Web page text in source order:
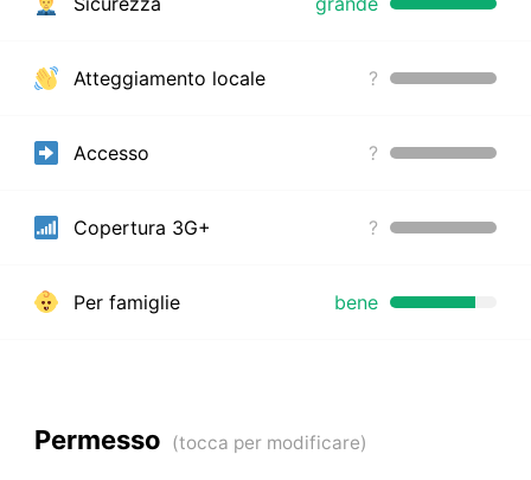
Atteggiamento locale ?
Accesso ?
Copertura 3G+ ?
Per famiglie bene
Permesso